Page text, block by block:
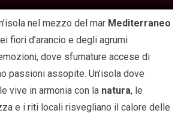
nel mezzo del mar Mediterraneo
fiori d’arancio e degli agrumi
dove sfumature accese di
passioni assopite. Un’isola dove
vive in armonia con la natura, le
e i riti locali risvegliano il calore delle